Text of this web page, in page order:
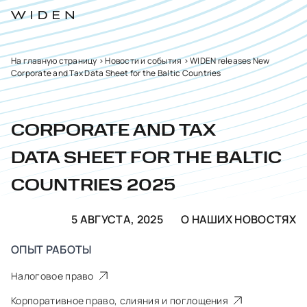
На главную страницу>Новости и события>WIDEN releases New
Corporate and Tax Data Sheet for the Baltic Countries
CORPORATE AND TAX
DATA SHEET FOR THE BALTIC
COUNTRIES 2025
5 АВГУСТА, 2025
О НАШИХ НОВОСТЯХ
ОПЫТ РАБОТЫ
Налоговое право
Корпоративное право, слияния и поглощения